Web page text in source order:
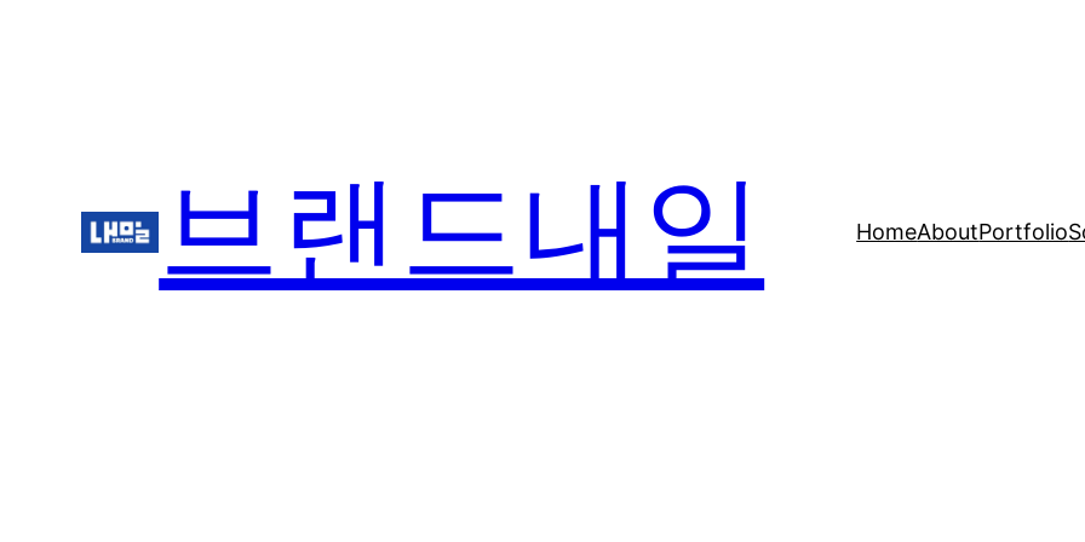
브랜드내일 HomeAboutPortfolio